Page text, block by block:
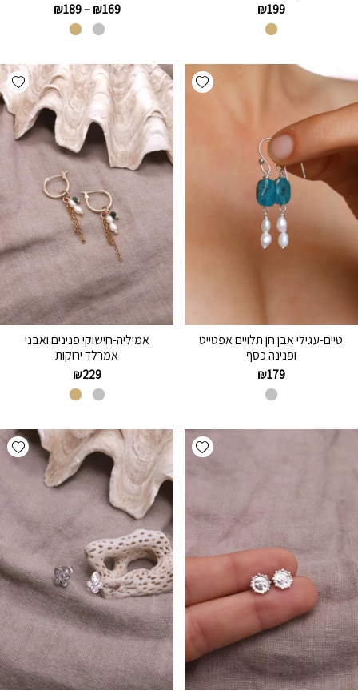
₪199
₪169
–
₪189
Add wishlist
טיים-עגילי אבן חן תלויים אפטייט
ופנינה כסף
₪179
אמיליה-חישוקי פנינים ואבני
אמרלד ירוקות
₪229
Add wishlist